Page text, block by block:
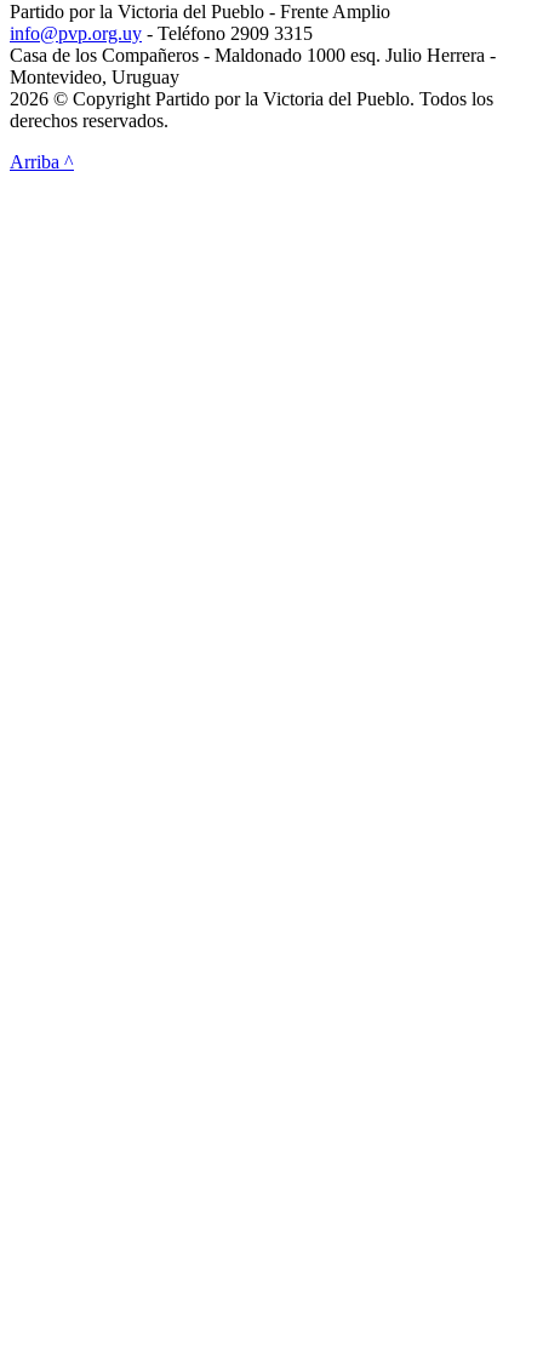
Partido por la Victoria del Pueblo - Frente Amplio
info@pvp.org.uy - Teléfono 2909 3315
Casa de los Compañeros - Maldonado 1000 esq. Julio Herrera -
Montevideo, Uruguay
2026 © Copyright Partido por la Victoria del Pueblo. Todos los
derechos reservados.
Arriba ^